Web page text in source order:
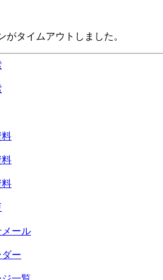
がタイムアウトしました。
料
料
料
ール
ー